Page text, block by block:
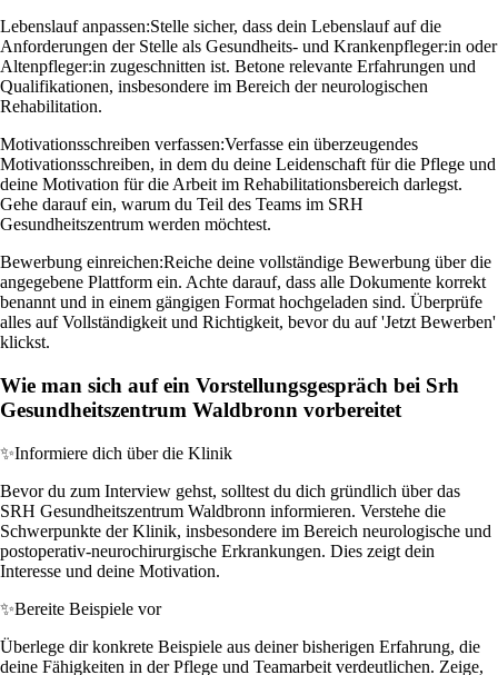
Lebenslauf anpassen:Stelle sicher, dass dein Lebenslauf auf die
Anforderungen der Stelle als Gesundheits- und Krankenpfleger:in oder
Altenpfleger:in zugeschnitten ist. Betone relevante Erfahrungen und
Qualifikationen, insbesondere im Bereich der neurologischen
Rehabilitation.
Motivationsschreiben verfassen:Verfasse ein überzeugendes
Motivationsschreiben, in dem du deine Leidenschaft für die Pflege und
deine Motivation für die Arbeit im Rehabilitationsbereich darlegst.
Gehe darauf ein, warum du Teil des Teams im SRH
Gesundheitszentrum werden möchtest.
Bewerbung einreichen:Reiche deine vollständige Bewerbung über die
angegebene Plattform ein. Achte darauf, dass alle Dokumente korrekt
benannt und in einem gängigen Format hochgeladen sind. Überprüfe
alles auf Vollständigkeit und Richtigkeit, bevor du auf 'Jetzt Bewerben'
klickst.
Wie man sich auf ein Vorstellungsgespräch bei Srh
Gesundheitszentrum Waldbronn vorbereitet
✨Informiere dich über die Klinik
Bevor du zum Interview gehst, solltest du dich gründlich über das
SRH Gesundheitszentrum Waldbronn informieren. Verstehe die
Schwerpunkte der Klinik, insbesondere im Bereich neurologische und
postoperativ-neurochirurgische Erkrankungen. Dies zeigt dein
Interesse und deine Motivation.
✨Bereite Beispiele vor
Überlege dir konkrete Beispiele aus deiner bisherigen Erfahrung, die
deine Fähigkeiten in der Pflege und Teamarbeit verdeutlichen. Zeige,